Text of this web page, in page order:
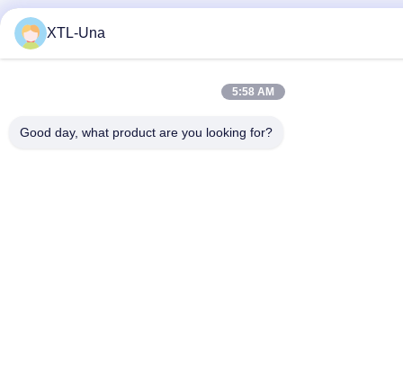
XTL-Una
5:58 AM
Good day, what product are you looking for?